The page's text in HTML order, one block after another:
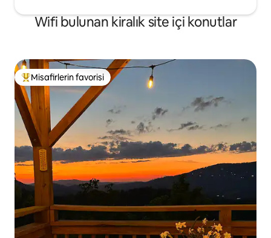
Wifi bulunan kiralık site içi konutlar
Misafirlerin favorilerinden en beğenilenler arasında
Misafirlerin favorisi